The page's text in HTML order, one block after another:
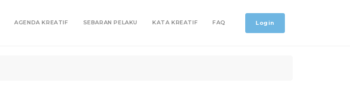
AGENDA KREATIF SEBARAN PELAKU KATA KREATIF FAQ Login